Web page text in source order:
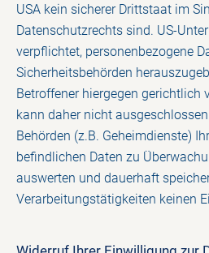
USA kein sicherer Drittstaat im
Datenschutzrechts sind. US-
verpflichtet, personenbezogene
Sicherheitsbehörden
Betroffener hiergegen gerichtlich
kann daher nicht
Behörden (z.B. Geheimdienste)
befindlichen Daten zu
auswerten und dauerhaft
Verarbeitungstätigkeiten keinen